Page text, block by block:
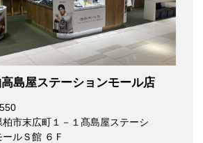
島屋ステーションモール店
柏市末広町１－１髙島屋ステーシ
ールＳ館 ６Ｆ